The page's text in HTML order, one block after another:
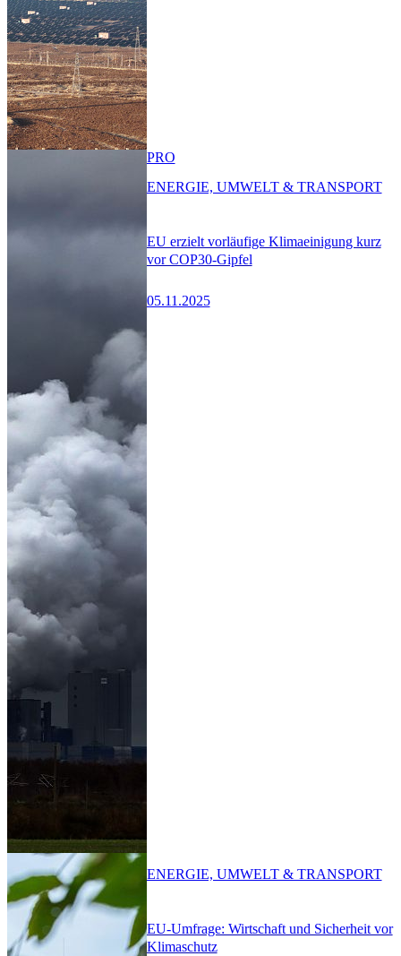
EU erzielt vorläufige Klimaeinigung kurz
vor COP30-Gipfel
05.11.2025
PRO
ENERGIE, UMWELT & TRANSPORT
EU-Umfrage: Wirtschaft und Sicherheit vor
Klimaschutz
ENERGIE, UMWELT & TRANSPORT